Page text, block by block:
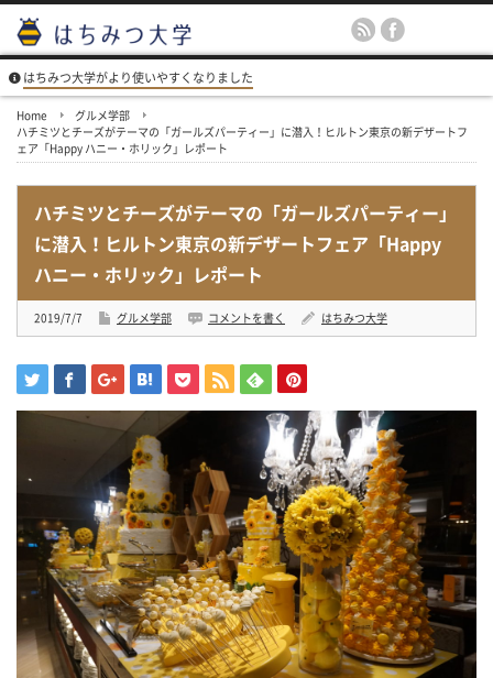
はちみつ大学がより使いやすくなりました
Home
グルメ学部
ハチミツとチーズがテーマの「ガールズパーティー」に潜入！ヒルトン東京の新デザートフ
ェア「Happy ハニー・ホリック」レポート
ハチミツとチーズがテーマの「ガールズパーティー」
に潜入！ヒルトン東京の新デザートフェア「Happy
ハニー・ホリック」レポート
2019/7/7 グルメ学部 コメントを書く はちみつ大学